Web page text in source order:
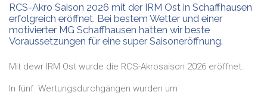
RCS-Akro Saison 2026 mit der IRM Ost in Schaffhausen
erfolgreich eröffnet. Bei bestem Wetter und einer
motivierter MG Schaffhausen hatten wir beste
Voraussetzungen für eine super Saisoneröffnung.
Mit dewr IRM Ost wurde die RCS-Akrosaison 2026 eröffnet.
In fünf Wertungsdurchgängen wurden um